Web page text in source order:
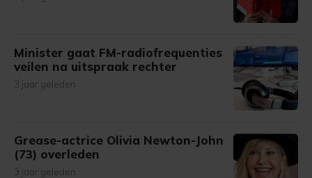
Minister gaat FM-radiofrequenties
veilen na uitspraak rechter
3 jaar geleden
Grease-actrice Olivia Newton-John
(73) overleden
3 jaar geleden